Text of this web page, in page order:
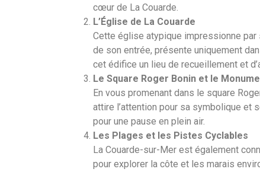
cœur de La Couarde.
L’Église de La Couarde
Cette église atypique impressionne
de son entrée, présente uniquement
cet édifice un lieu de recueillement et
Le Square Roger Bonin et le
En vous promenant dans le square
attire l’attention pour sa symbolique et
pour une pause en plein air.
Les Plages et les Pistes Cyclables
La Couarde-sur-Mer est également
pour explorer la côte et les marais